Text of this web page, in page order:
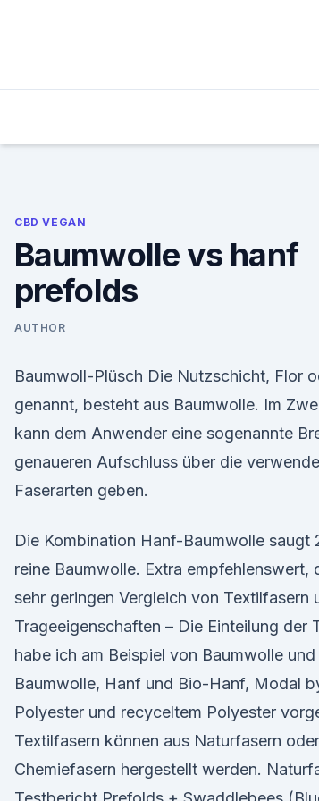
CBD VEGAN
Baumwolle vs hanf
prefolds
AUTHOR
Baumwoll-Plüsch Die Nutzschicht, Flor
genannt, besteht aus Baumwolle. Im
kann dem Anwender eine sogenannte
genaueren Aufschluss über die
Faserarten geben.
Die Kombination Hanf-Baumwolle saugt
reine Baumwolle. Extra empfehlenswert,
sehr geringen Vergleich von Textilfasern
Trageeigenschaften – Die Einteilung der
habe ich am Beispiel von Baumwolle
Baumwolle, Hanf und Bio-Hanf, Modal
Polyester und recyceltem Polyester
Textilfasern können aus Naturfasern oder
Chemiefasern hergestellt werden.